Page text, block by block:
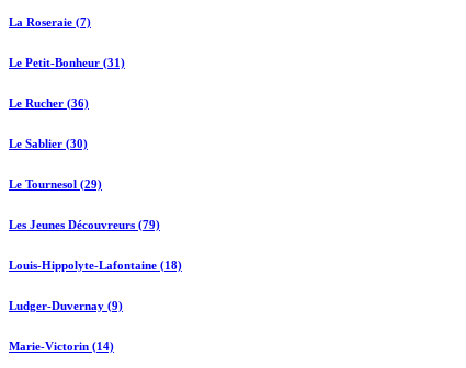
La Roseraie (7)
Le Petit-Bonheur (31)
Le Rucher (36)
Le Sablier (30)
Le Tournesol (29)
Les Jeunes Découvreurs (79)
Louis-Hippolyte-Lafontaine (18)
Ludger-Duvernay (9)
Marie-Victorin (14)